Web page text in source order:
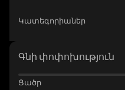
Կատեգորիաներ
Գնի փոփոխություն
Ցածր